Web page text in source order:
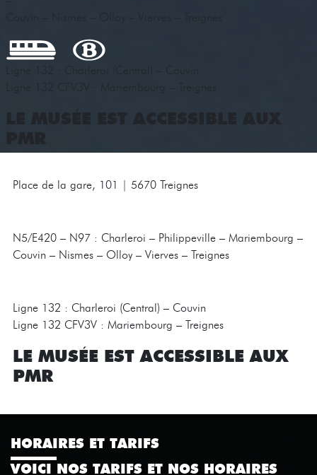
Place de la gare, 101 | 5670 Treignes
N5/E420 – N97 : Charleroi – Philippeville – Mariembourg –
Couvin – Nismes – Olloy – Vierves – Treignes
Ligne 132 : Charleroi (Central) – Couvin
Ligne 132 CFV3V : Mariembourg – Treignes
LE MUSÉE EST ACCESSIBLE AUX
PMR
HORAIRES ET TARIFS
VOICI NOS TARIFS ET NOS HORAIRES